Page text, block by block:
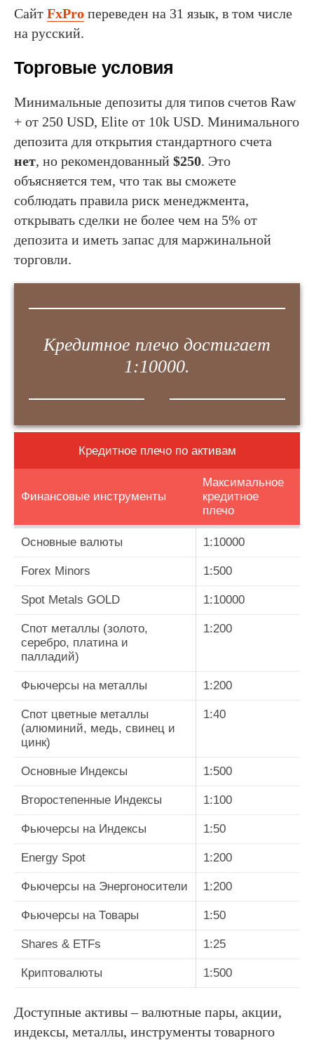
Сайт FxPro переведен на 31 язык, в том числе
на русский.
Торговые условия
Минимальные депозиты для типов счетов Raw
+ от 250 USD, Elite от 10k USD. Минимального
депозита для открытия стандартного счета
нет, но рекомендованный $250. Это
объясняется тем, что так вы сможете
соблюдать правила риск менеджмента,
открывать сделки не более чем на 5% от
депозита и иметь запас для маржинальной
торговли.
Кредитное плечо достигает
1:10000.
Кредитное плечо по активам
Финансовые инструменты
Максимальное
кредитное
плечо
Основные валюты 1:10000
Forex Minors 1:500
Spot Metals GOLD 1:10000
Спот металлы (золото,
серебро, платина и
палладий)
1:200
Фьючерсы на металлы 1:200
Спот цветные металлы
(алюминий, медь, свинец и
цинк)
1:40
Основные Индексы 1:500
Второстепенные Индексы 1:100
Фьючерсы на Индексы 1:50
Energy Spot 1:200
Фьючерсы на Энергоносители 1:200
Фьючерсы на Товары 1:50
Shares & ETFs 1:25
Криптовалюты 1:500
Доступные активы – валютные пары, акции,
индексы, металлы, инструменты товарного